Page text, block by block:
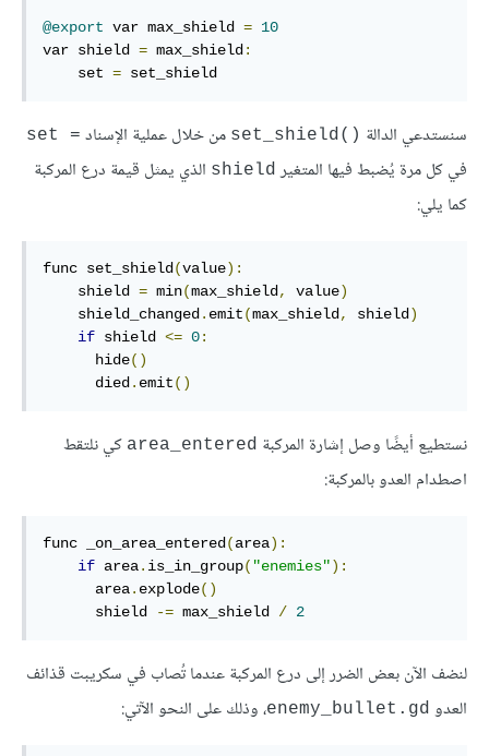
@export var max_shield = 10
var shield = max_shield :
    set
= set_shield
سنستدعي الدالة ()set_shield من خلال عملية الإسناد = set
في كل مرة يُضبط فيها المتغير shield الذي يمثل قيمة درع المركبة
كما يلي:
func set_shield (value):
    shield
= min(max_shield , value)
    shield_changed
. emit(max_shield , shield )
if shield <= 0:
      hide
()
      died
. emit()
نستطيع أيضًا وصل إشارة المركبة area_entered كي نلتقط
اصطدام العدو بالمركبة:
func _on_area_entered (area):
if area. is_in_group( "enemies"):
      area
. explode()
      shield
-= max_shield / 2
لنضف الآن بعض الضرر إلى درع المركبة عندما تُصاب في سكريبت قذائف
العدو enemy_bullet.gd، وذلك على النحو الآتي: